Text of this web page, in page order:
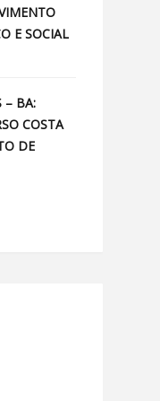
E SOCIAL
– BA:
COSTA
DE